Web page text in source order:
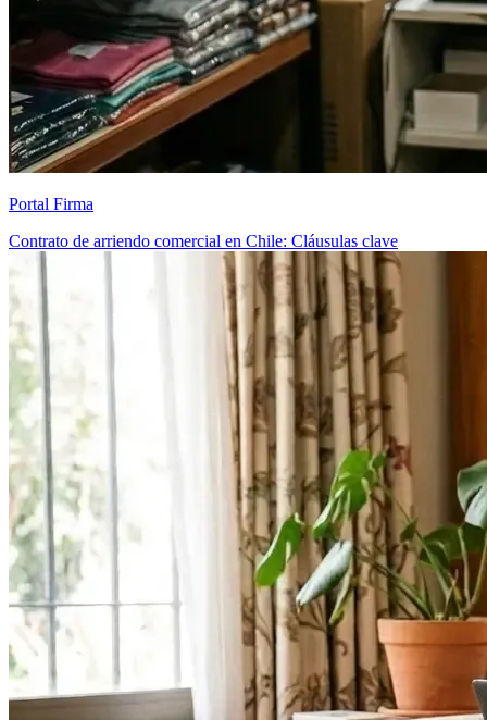
Portal Firma
Contrato de arriendo comercial en Chile: Cláusulas clave